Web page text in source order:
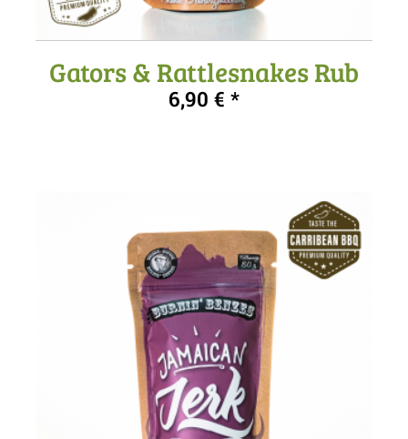
Gators & Rattlesnakes Rub
6,90 €